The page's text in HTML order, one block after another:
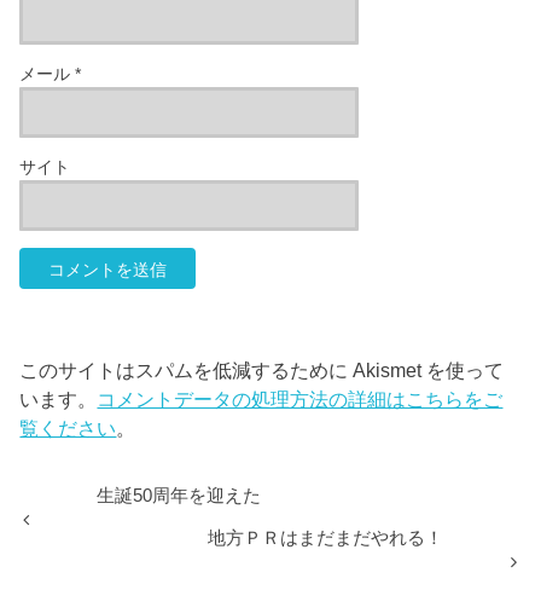
メール*
サイト
このサイトはスパムを低減するために Akismet を使って
います。 コメントデータの処理方法の詳細はこちらをご
覧ください。
生誕50周年を迎えた
地方ＰＲはまだまだやれる！